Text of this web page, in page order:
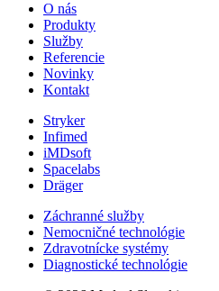
O nás
Produkty
Služby
Referencie
Novinky
Kontakt
Stryker
Infimed
iMDsoft
Spacelabs
Dräger
Záchranné služby
Nemocničné technológie
Zdravotnícke systémy
Diagnostické technológie